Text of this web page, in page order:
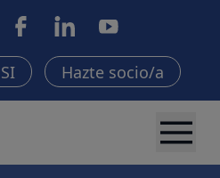
herramientas
Hazte socio/a